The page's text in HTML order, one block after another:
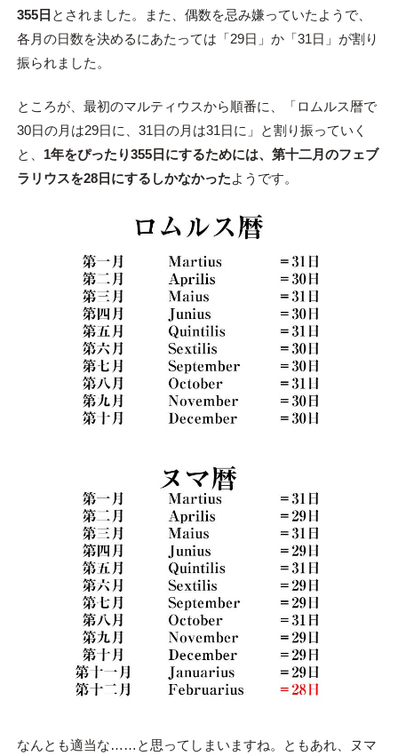
355日 とされました。また、偶数を忌み嫌っていたようで、
各月の日数を決めるにあたっては「29日」か「31日」が割り
振られました。
ところが、最初のマルティウスから順番に、「ロムルス暦で
30日の月は29日に、31日の月は31日に」と割り振っていく
と、 1年をぴったり355日にするためには、第十二月のフェブ
ラリウスを28日にするしかなかったようです。
なんとも適当な……と思ってしまいますね。ともあれ、ヌマ